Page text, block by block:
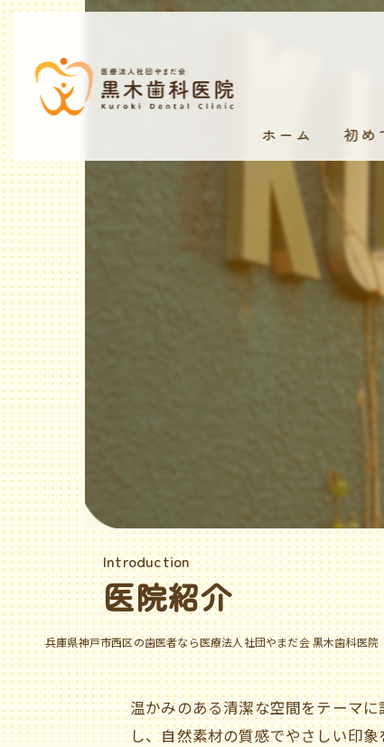
ホーム 初め
兵庫県神戸市西区の歯医者なら医療法人社団やまだ会 黒木歯科医院
医院紹介
Introduction
温かみのある清潔な空間をテーマ
し、自然素材の質感でやさしい印